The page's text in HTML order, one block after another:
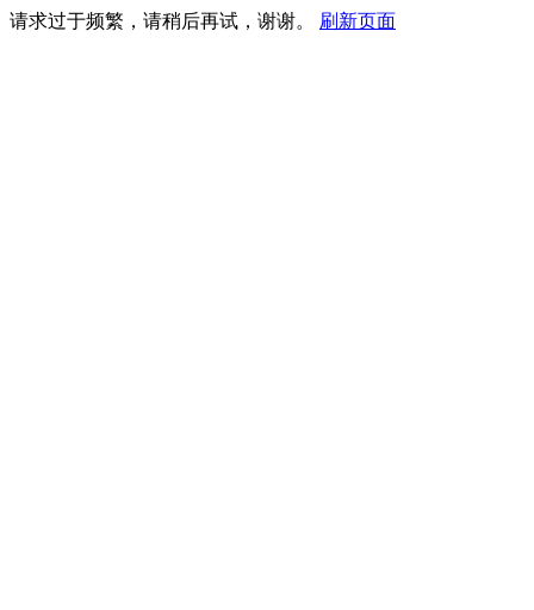
请求过于频繁，请稍后再试，谢谢。 刷新页面